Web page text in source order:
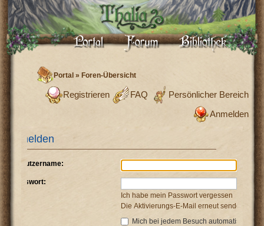
Portal »Foren-Übersicht
Persönlicher Bereich
FAQ
Registrieren
Anmelden
Anmelden
Benutzername:
Passwort:
Ich habe mein Passwort vergessen
Die Aktivierungs-E-Mail erneut senden
Mich bei jedem Besuch automatisch